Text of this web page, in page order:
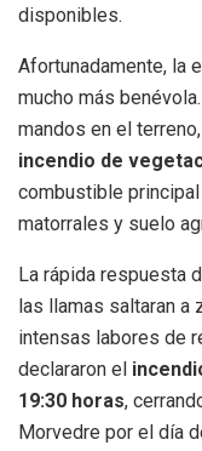
disponibles.
Afortunadamente, la
mucho más
mandos en el
incendio de
combustible
matorrales y suelo
La rápida respuesta
las llamas saltaran a
intensas labores de
declararon el
19:30 horas,
Morvedre por el día